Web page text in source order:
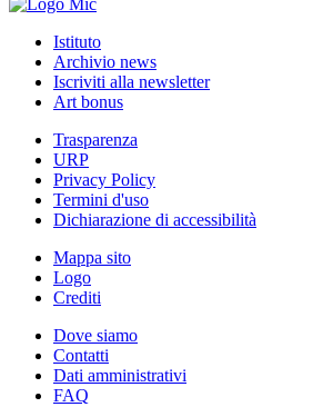
Istituto
Archivio news
Iscriviti alla newsletter
Art bonus
Trasparenza
URP
Privacy Policy
Termini d'uso
Dichiarazione di accessibilità
Mappa sito
Logo
Crediti
Dove siamo
Contatti
Dati amministrativi
FAQ